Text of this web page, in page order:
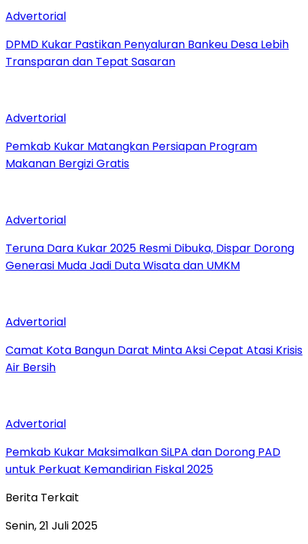
Advertorial
DPMD Kukar Pastikan Penyaluran Bankeu Desa Lebih
Transparan dan Tepat Sasaran
Advertorial
Pemkab Kukar Matangkan Persiapan Program
Makanan Bergizi Gratis
Advertorial
Teruna Dara Kukar 2025 Resmi Dibuka, Dispar Dorong
Generasi Muda Jadi Duta Wisata dan UMKM
Advertorial
Camat Kota Bangun Darat Minta Aksi Cepat Atasi Krisis
Air Bersih
Advertorial
Pemkab Kukar Maksimalkan SiLPA dan Dorong PAD
untuk Perkuat Kemandirian Fiskal 2025
Berita Terkait
Senin, 21 Juli 2025